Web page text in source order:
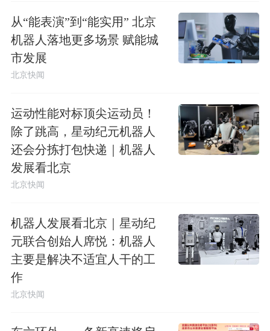
从“能表演”到“能实用” 北京
机器人落地更多场景 赋能城
市发展
北京快闻
运动性能对标顶尖运动员！
除了跳高，星动纪元机器人
还会分拣打包快递｜机器人
发展看北京
北京快闻
机器人发展看北京｜星动纪
元联合创始人席悦：机器人
主要是解决不适宜人干的工
作
北京快闻